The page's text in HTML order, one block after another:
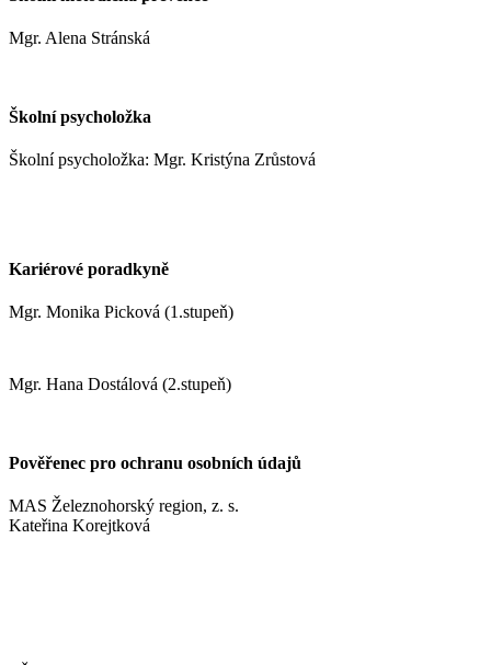
Mgr. Alena Stránská
Školní psycholožka
Školní psycholožka: Mgr. Kristýna Zrůstová
Kariérové poradkyně
Mgr. Monika Picková (1.stupeň)
Mgr. Hana Dostálová (2.stupeň)
Pověřenec pro ochranu osobních údajů
MAS Železnohorský region, z. s.
Kateřina Korejtková